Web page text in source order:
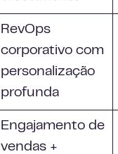
RevOps
corporativo com
personalização
profunda
Engajamento de
vendas +